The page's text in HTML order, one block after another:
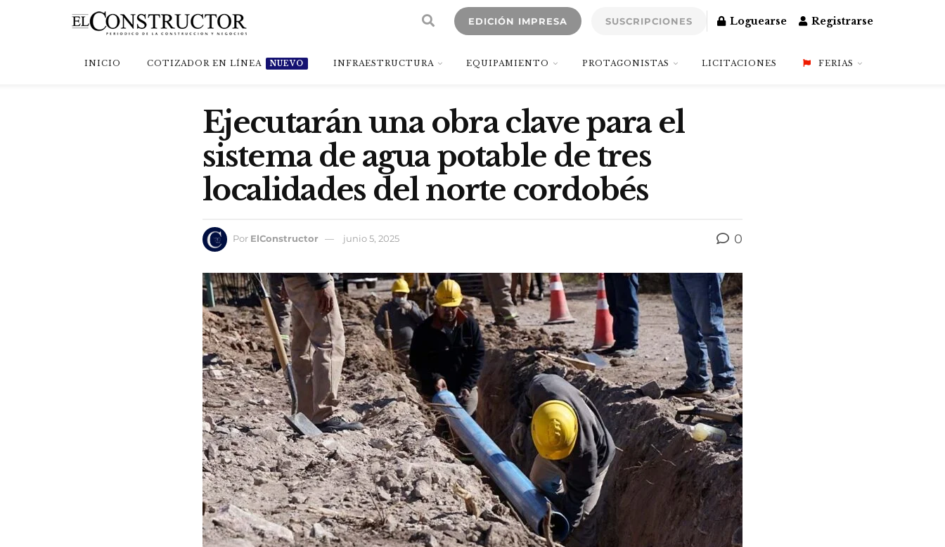
EDICIÓN IMPRESA SUSCRIPCIONES Loguearse Registrarse
INICIO COTIZADOR EN LÍNEA NUEVO INFRAESTRUCTURA EQUIPAMIENTO PROTAGONISTAS LICITACIONES FERIAS
Ejecutarán una obra clave para el
sistema de agua potable de tres
localidades del norte cordobés
Por ElConstructor junio 5, 2025 0